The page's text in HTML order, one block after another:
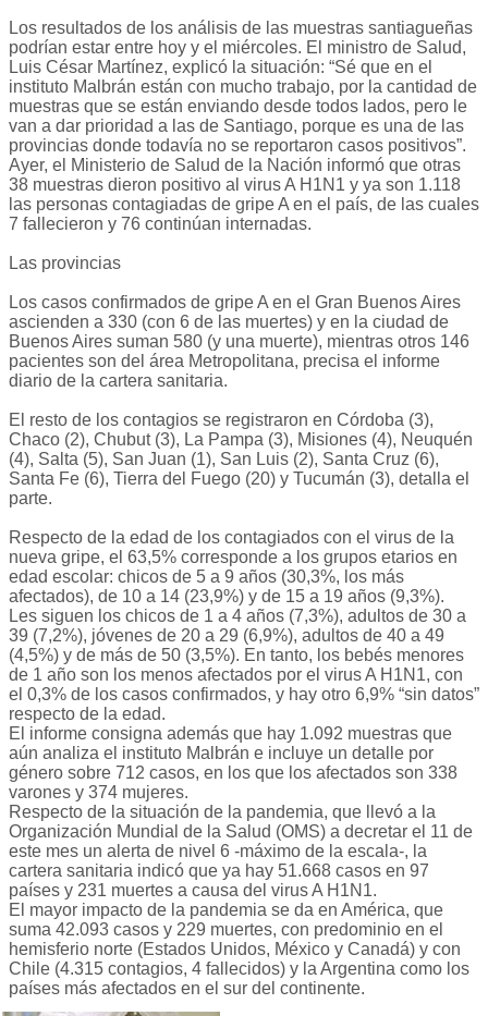
Los resultados de los análisis de las muestras santiagueñas
podrían estar entre hoy y el miércoles. El ministro de Salud,
Luis César Martínez, explicó la situación: “Sé que en el
instituto Malbrán están con mucho trabajo, por la cantidad de
muestras que se están enviando desde todos lados, pero le
van a dar prioridad a las de Santiago, porque es una de las
provincias donde todavía no se reportaron casos positivos”.
Ayer, el Ministerio de Salud de la Nación informó que otras
38 muestras dieron positivo al virus A H1N1 y ya son 1.118
las personas contagiadas de gripe A en el país, de las cuales
7 fallecieron y 76 continúan internadas.
Las provincias
Los casos confirmados de gripe A en el Gran Buenos Aires
ascienden a 330 (con 6 de las muertes) y en la ciudad de
Buenos Aires suman 580 (y una muerte), mientras otros 146
pacientes son del área Metropolitana, precisa el informe
diario de la cartera sanitaria.
El resto de los contagios se registraron en Córdoba (3),
Chaco (2), Chubut (3), La Pampa (3), Misiones (4), Neuquén
(4), Salta (5), San Juan (1), San Luis (2), Santa Cruz (6),
Santa Fe (6), Tierra del Fuego (20) y Tucumán (3), detalla el
parte.
Respecto de la edad de los contagiados con el virus de la
nueva gripe, el 63,5% corresponde a los grupos etarios en
edad escolar: chicos de 5 a 9 años (30,3%, los más
afectados), de 10 a 14 (23,9%) y de 15 a 19 años (9,3%).
Les siguen los chicos de 1 a 4 años (7,3%), adultos de 30 a
39 (7,2%), jóvenes de 20 a 29 (6,9%), adultos de 40 a 49
(4,5%) y de más de 50 (3,5%). En tanto, los bebés menores
de 1 año son los menos afectados por el virus A H1N1, con
el 0,3% de los casos confirmados, y hay otro 6,9% “sin datos”
respecto de la edad.
El informe consigna además que hay 1.092 muestras que
aún analiza el instituto Malbrán e incluye un detalle por
género sobre 712 casos, en los que los afectados son 338
varones y 374 mujeres.
Respecto de la situación de la pandemia, que llevó a la
Organización Mundial de la Salud (OMS) a decretar el 11 de
este mes un alerta de nivel 6 -máximo de la escala-, la
cartera sanitaria indicó que ya hay 51.668 casos en 97
países y 231 muertes a causa del virus A H1N1.
El mayor impacto de la pandemia se da en América, que
suma 42.093 casos y 229 muertes, con predominio en el
hemisferio norte (Estados Unidos, México y Canadá) y con
Chile (4.315 contagios, 4 fallecidos) y la Argentina como los
países más afectados en el sur del continente.